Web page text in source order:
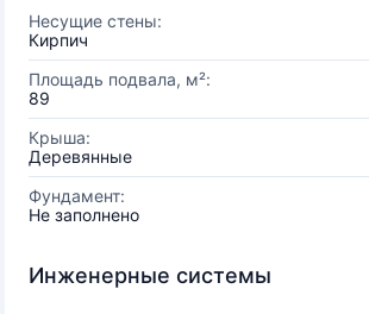
Несущие стены:
Кирпич
Площадь подвала, м²:
89
Крыша:
Деревянные
Фундамент:
Не заполнено
Инженерные системы